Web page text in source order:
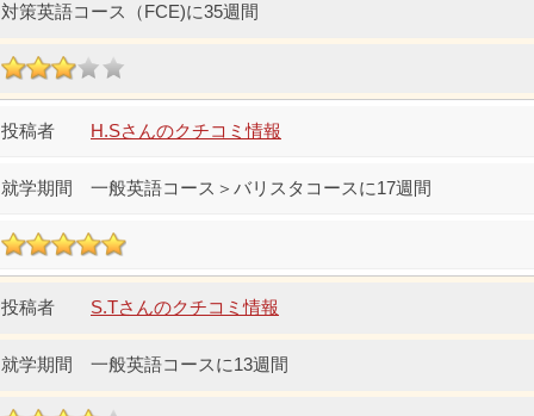
対策英語コース（FCE)に35週間
H.Sさんのクチコミ情報
一般英語コース＞バリスタコースに17週間
S.Tさんのクチコミ情報
一般英語コースに13週間